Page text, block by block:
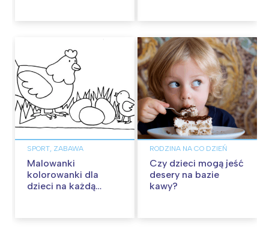
SPORT, ZABAWA
Malowanki
kolorowanki dla
dzieci na każdą
RODZINA NA CO DZIEŃ
Czy dzieci mogą jeść
desery na bazie
kawy?